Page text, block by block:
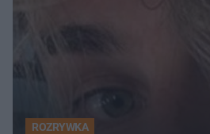
ROZRYWKA